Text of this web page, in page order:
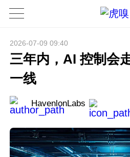
2026-07-09 09:40
三年内，AI 控制会
一线
HavenlonLabs